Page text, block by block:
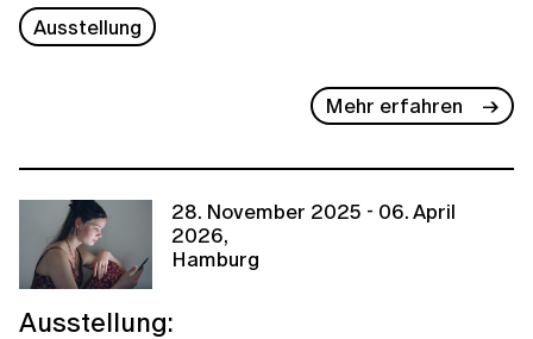
Ausstellung
Mehr erfahren
28. November 2025 - 06. April
2026,
Hamburg
Ausstellung: